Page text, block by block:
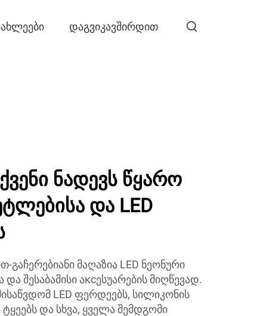
ᲓᲐᲒᲕᲘᲙᲐᲕᲨᲘᲠᲓᲘᲗ
ნადევს წყარო
და LED
გაჩერებიანი მაღაზია LED ნეონური
და შესაბამისი აксესუარების მიღწევად.
LED ფერდეებს, სილიკონის
და სხვა, ყველა შემდგომი